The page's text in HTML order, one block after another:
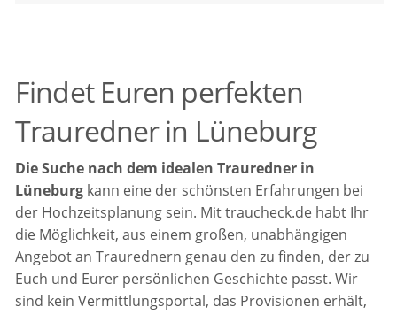
Findet Euren perfekten
Trauredner in Lüneburg
Die Suche nach dem idealen Trauredner in
Lüneburg kann eine der schönsten Erfahrungen bei
der Hochzeitsplanung sein. Mit traucheck.de habt Ihr
die Möglichkeit, aus einem großen, unabhängigen
Angebot an Traurednern genau den zu finden, der zu
Euch und Eurer persönlichen Geschichte passt. Wir
sind kein Vermittlungsportal, das Provisionen erhält,